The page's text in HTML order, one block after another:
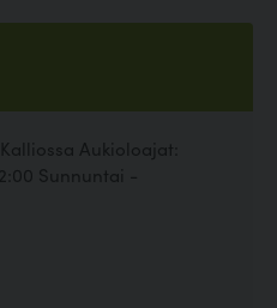
Aukioloajat:
Sunnuntai -